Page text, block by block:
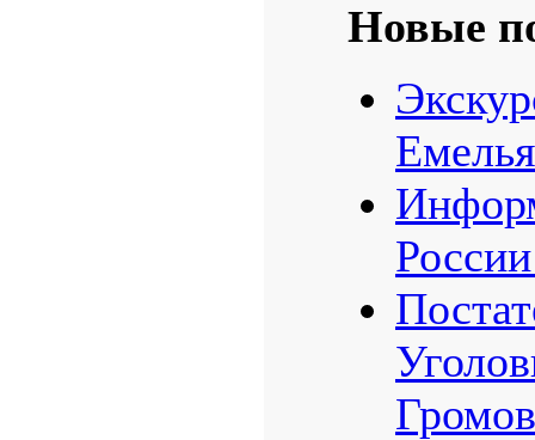
Новые